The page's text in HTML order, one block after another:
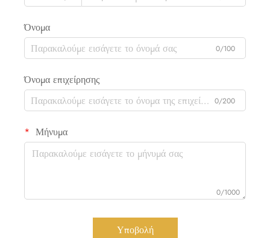
Όνομα
0/100
Όνομα επιχείρησης
0/200
Μήνυμα
0/1000
Υποβολή